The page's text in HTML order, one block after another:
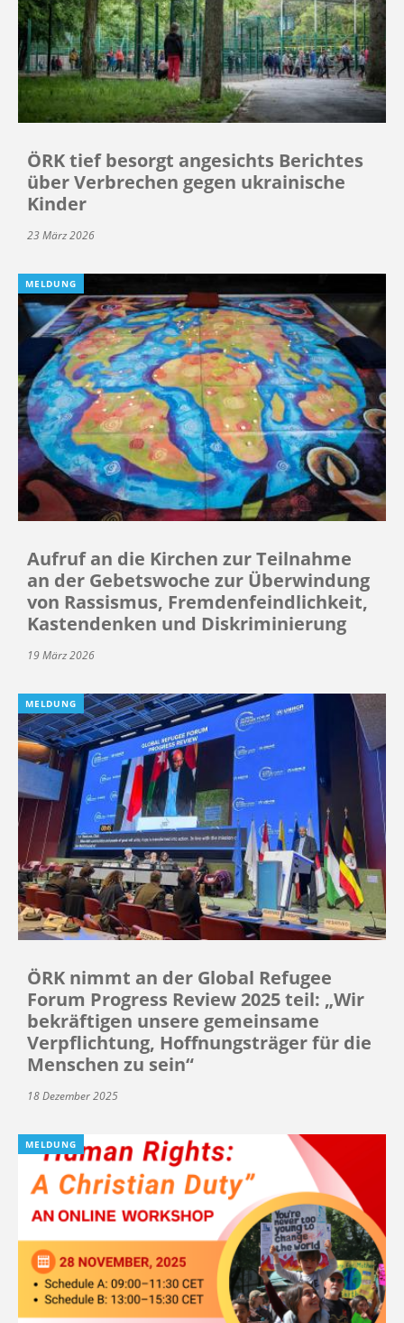
ÖRK tief besorgt angesichts Berichtes
über Verbrechen gegen ukrainische
Kinder
23 März 2026
MELDUNG
Aufruf an die Kirchen zur Teilnahme
an der Gebetswoche zur Überwindung
von Rassismus, Fremdenfeindlichkeit,
Kastendenken und Diskriminierung
19 März 2026
MELDUNG
ÖRK nimmt an der Global Refugee
Forum Progress Review 2025 teil: „Wir
bekräftigen unsere gemeinsame
Verpflichtung, Hoffnungsträger für die
Menschen zu sein“
18 Dezember 2025
MELDUNG